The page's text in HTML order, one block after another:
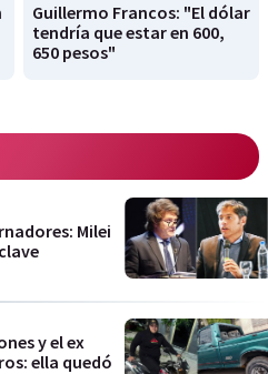
Guillermo Francos: "El dólar
tendría que estar en 600,
650 pesos"
Milei
y el ex
ella quedó